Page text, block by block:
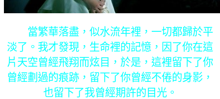
當繁華落盡，似水流年裡，一切都歸於平
淡了。我才發現，生命裡的記憶，因了你在這
片天空曾經飛翔而炫目，於是，這裡留下了你
曾經劃過的痕跡，留下了你曾經不倦的身影，
也留下了我曾經期許的目光。